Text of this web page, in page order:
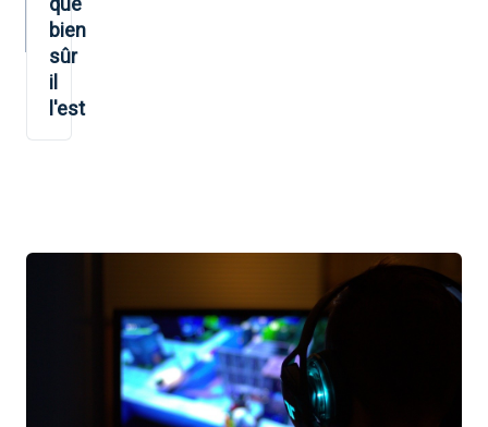
bien
sûr
il
l'est